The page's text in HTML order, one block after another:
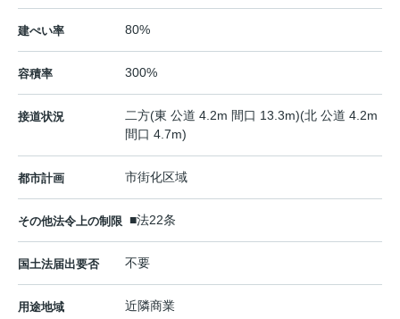
建ぺい率 80%
容積率 300%
接道状況
二方(東 公道 4.2m 間口 13.3m)(北 公道 4.2m
間口 4.7m)
都市計画 市街化区域
その他法令上の制限 ■法22条
国土法届出要否 不要
用途地域 近隣商業